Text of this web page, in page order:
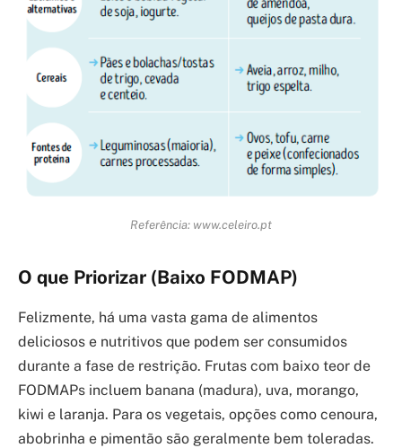
Referência: www.celeiro.pt
O que Priorizar (Baixo FODMAP)
Felizmente, há uma vasta gama de alimentos
deliciosos e nutritivos que podem ser consumidos
durante a fase de restrição. Frutas com baixo teor de
FODMAPs incluem banana (madura), uva, morango,
kiwi e laranja. Para os vegetais, opções como cenoura,
abobrinha e pimentão são geralmente bem toleradas.